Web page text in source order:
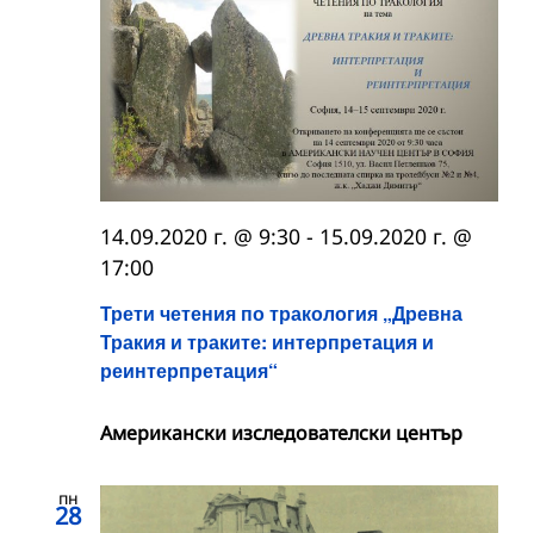
Трети четения по тракология „Древна
Тракия и траките: интерпретация и
реинтерпретация“
14.09.2020 г. @ 9:30 - 15.09.2020 г. @
17:00
Американски изследователски център
пн
28